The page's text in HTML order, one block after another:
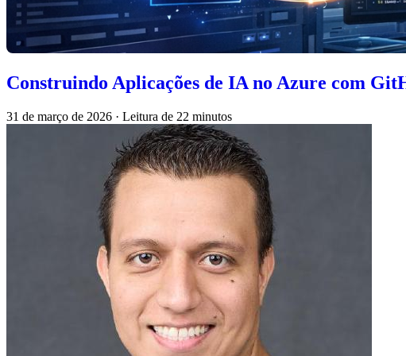
Construindo Aplicações de IA no Azure com
31 de março de 2026 · Leitura de 22 minutos